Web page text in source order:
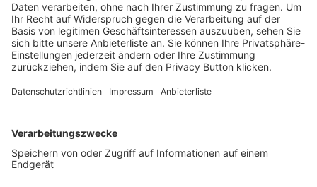
Trainerbörse
Login SpielPlus
FOLGE DEM BFV
TOP-VEREINE